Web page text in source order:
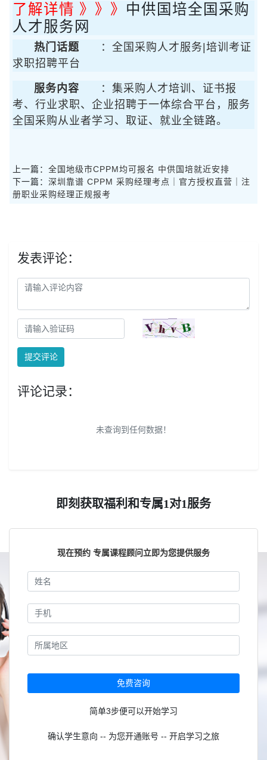
了解详情 》》》 中供国培全国采购
人才服务网
热门话题
：全国采购人才服务|培训考证
求职招聘平台
服务内容
：集采购人才培训、证书报
考、行业求职、企业招聘于一体综合平台，服务
全国采购从业者学习、取证、就业全链路。
上一篇： 全国地级市CPPM均可报名 中供国培就近安排
下一篇： 深圳靠谱 CPPM 采购经理考点｜官方授权直营｜注
册职业采购经理正规报考
发表评论：
提交评论
评论记录：
未查询到任何数据！
即刻获取福利和专属1对1服务
现在预约 专属课程顾问立即为您提供服务
免费咨询
简单3步便可以开始学习
确认学生意向 -- 为您开通账号 -- 开启学习之旅